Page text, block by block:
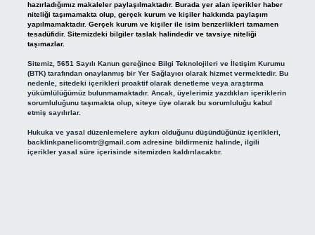
hazırladığımız makaleler paylaşılmaktadır. Burada yer alan içerikler haber
niteliği taşımamakta olup, gerçek kurum ve kişiler hakkında paylaşım
yapılmamaktadır. Gerçek kurum ve kişiler ile isim benzerlikleri tamamen
tesadüfidir. Sitemizdeki bilgiler taslak halindedir ve tavsiye niteliği
taşımazlar.
Sitemiz, 5651 Sayılı Kanun gereğince Bilgi Teknolojileri ve İletişim Kurumu
(BTK) tarafından onaylanmış bir Yer Sağlayıcı olarak hizmet vermektedir. Bu
nedenle, sitedeki içerikleri proaktif olarak denetleme veya araştırma
yükümlülüğümüz bulunmamaktadır. Ancak, üyelerimiz yazdıkları içeriklerin
sorumluluğunu taşımakta olup, siteye üye olarak bu sorumluluğu kabul
etmiş sayılırlar.
Hukuka ve yasal düzenlemelere aykırı olduğunu düşündüğünüz içerikleri,
backlinkpanelicomtr@gmail.comadresine bildirmeniz halinde, ilgili
içerikler yasal süre içerisinde sitemizden kaldırılacaktır.